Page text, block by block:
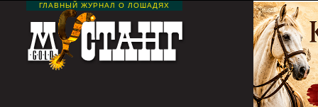
ГЛАВНЫЙ ЖУРНАЛ О ЛОШАДЯХ